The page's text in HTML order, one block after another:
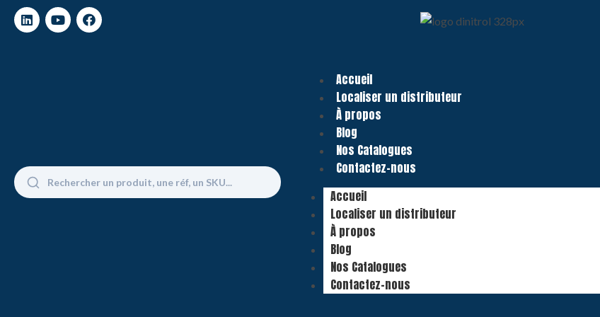
Accueil
Localiser un distributeur
À propos
Blog
Nos Catalogues
Contactez-nous
Accueil
Localiser un distributeur
À propos
Blog
Nos Catalogues
Contactez-nous